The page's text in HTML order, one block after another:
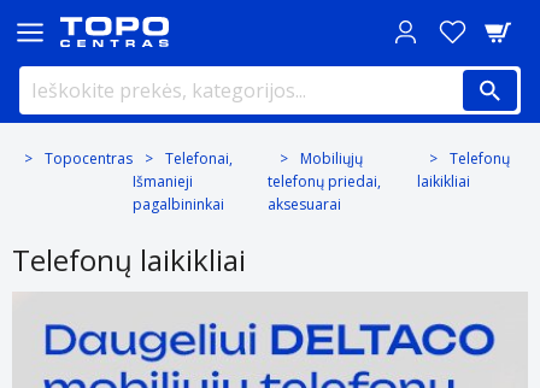
Topocentras
Telefonai,
Išmanieji
pagalbininkai
Mobiliųjų
telefonų priedai,
aksesuarai
Telefonų
laikikliai
Telefonų laikikliai